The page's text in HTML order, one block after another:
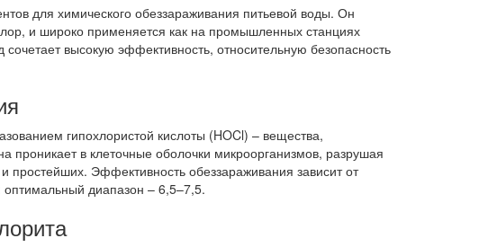
для химического обеззараживания питьевой воды. Он
и широко применяется как на промышленных станциях
сочетает высокую эффективность, относительную безопасность
гипохлористой кислоты (HOCl) – вещества,
в клеточные оболочки микроорганизмов, разрушая
простейших. Эффективность обеззараживания зависит от
оптимальный диапазон – 6,5–7,5.